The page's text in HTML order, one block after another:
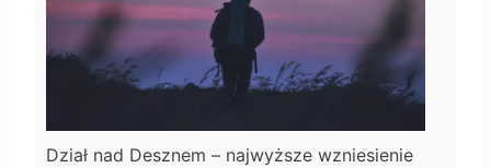
Dział nad Desznem – najwyższe wzniesienie